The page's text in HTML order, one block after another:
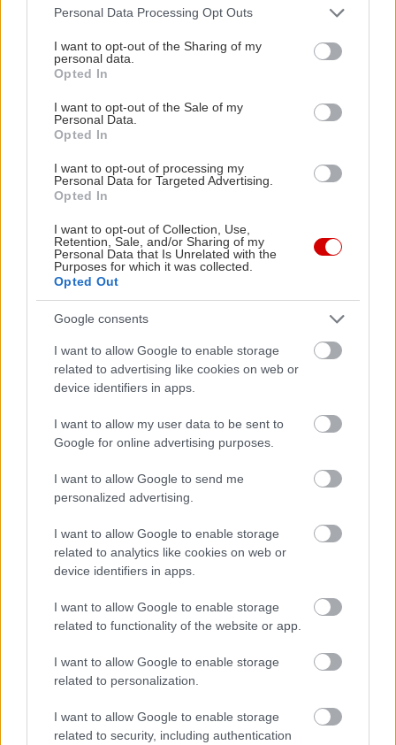
Please note that this website/app uses one or more Google
not limited to your visit or usage behaviour. You may click to
grant or deny consent to Google and its third-party tags to
use your data for below specified purposes in below Google
consent section.
Personal Data Processing Opt Outs
I want to opt-out of the Sharing of my
personal data.
Opted In
I want to opt-out of the Sale of my
Personal Data.
Opted In
I want to opt-out of processing my
Personal Data for Targeted Advertising.
Opted In
I want to opt-out of Collection, Use,
Retention, Sale, and/or Sharing of my
Personal Data that Is Unrelated with the
Purposes for which it was collected.
Opted Out
Google consents
I want to allow Google to enable storage
related to advertising like cookies on web or
device identifiers in apps.
I want to allow my user data to be sent to
Google for online advertising purposes.
I want to allow Google to send me
personalized advertising.
I want to allow Google to enable storage
related to analytics like cookies on web or
device identifiers in apps.
I want to allow Google to enable storage
related to functionality of the website or app.
I want to allow Google to enable storage
related to personalization.
I want to allow Google to enable storage
related to security, including authentication
Διαβάστε επίσης
10 απόλυτα καλοκαιρινές εμπειρίες στην
Πελοπόννησο
PODCASTS